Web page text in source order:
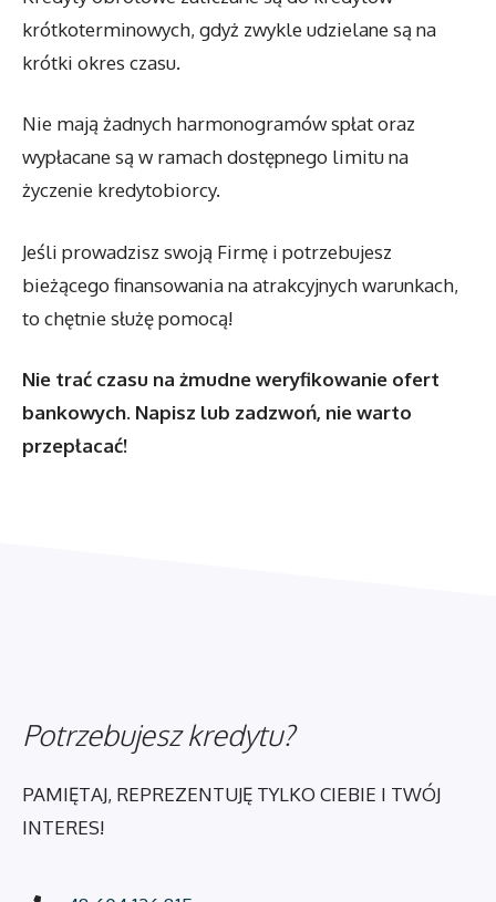
krótkoterminowych, gdyż zwykle udzielane są na
krótki okres czasu.
Nie mają żadnych harmonogramów spłat oraz
wypłacane są w ramach dostępnego limitu na
życzenie kredytobiorcy.
Jeśli prowadzisz swoją Firmę i potrzebujesz
bieżącego finansowania na atrakcyjnych warunkach,
to chętnie służę pomocą!
Nie trać czasu na żmudne weryfikowanie ofert
bankowych. Napisz lub zadzwoń, nie warto
przepłacać!
Potrzebujesz kredytu?
PAMIĘTAJ, REPREZENTUJĘ TYLKO CIEBIE I TWÓJ
INTERES!